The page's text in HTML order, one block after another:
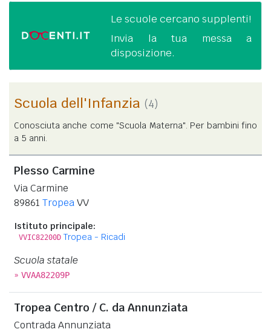
Le scuole cercano supplenti!
Invia la tua messa a
disposizione.
Scuola dell'Infanzia (4)
Conosciuta anche come "Scuola Materna". Per bambini fino
a 5 anni.
Plesso Carmine
Via Carmine
89861 TropeaVV
Istituto principale:
VVIC82200D Tropea - Ricadi
Scuola statale
» VVAA82209P
Tropea Centro / C. da Annunziata
Contrada Annunziata